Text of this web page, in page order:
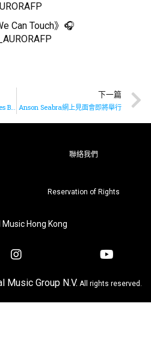
Can Touch》🎧
Keith Urban新作《Brown Eyes Baby》已推出
下一篇
Anson Seabra網上見面會即將舉行
聯絡我們
Reservation of Rights
Hong Kong
Music Group N.V. All rights reserved.